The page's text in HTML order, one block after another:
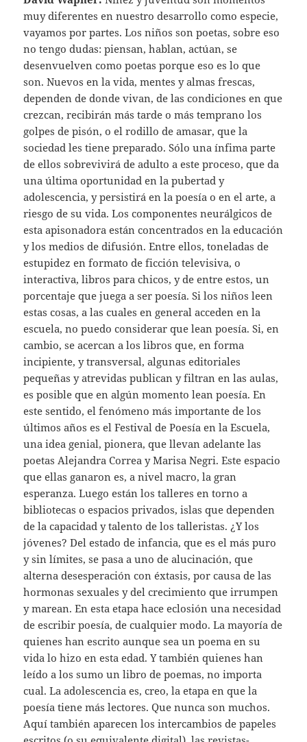
muy diferentes en nuestro desarrollo como especie,
vayamos por partes. Los niños son poetas, sobre eso
no tengo dudas: piensan, hablan, actúan, se
desenvuelven como poetas porque eso es lo que
son. Nuevos en la vida, mentes y almas frescas,
dependen de donde vivan, de las condiciones en que
crezcan, recibirán más tarde o más temprano los
golpes de pisón, o el rodillo de amasar, que la
sociedad les tiene preparado. Sólo una ínfima parte
de ellos sobrevivirá de adulto a este proceso, que da
una última oportunidad en la pubertad y
adolescencia, y persistirá en la poesía o en el arte, a
riesgo de su vida. Los componentes neurálgicos de
esta apisonadora están concentrados en la educación
y los medios de difusión. Entre ellos, toneladas de
estupidez en formato de ficción televisiva, o
interactiva, libros para chicos, y de entre estos, un
porcentaje que juega a ser poesía. Si los niños leen
estas cosas, a las cuales en general acceden en la
escuela, no puedo considerar que lean poesía. Si, en
cambio, se acercan a los libros que, en forma
incipiente, y transversal, algunas editoriales
pequeñas y atrevidas publican y filtran en las aulas,
es posible que en algún momento lean poesía. En
este sentido, el fenómeno más importante de los
últimos años es el Festival de Poesía en la Escuela,
una idea genial, pionera, que llevan adelante las
poetas Alejandra Correa y Marisa Negri. Este espacio
que ellas ganaron es, a nivel macro, la gran
esperanza. Luego están los talleres en torno a
bibliotecas o espacios privados, islas que dependen
de la capacidad y talento de los talleristas. ¿Y los
jóvenes? Del estado de infancia, que es el más puro
y sin límites, se pasa a uno de alucinación, que
alterna desesperación con éxtasis, por causa de las
hormonas sexuales y del crecimiento que irrumpen
y marean. En esta etapa hace eclosión una necesidad
de escribir poesía, de cualquier modo. La mayoría de
quienes han escrito aunque sea un poema en su
vida lo hizo en esta edad. Y también quienes han
leído a los sumo un libro de poemas, no importa
cual. La adolescencia es, creo, la etapa en que la
poesía tiene más lectores. Que nunca son muchos.
Aquí también aparecen los intercambios de papeles